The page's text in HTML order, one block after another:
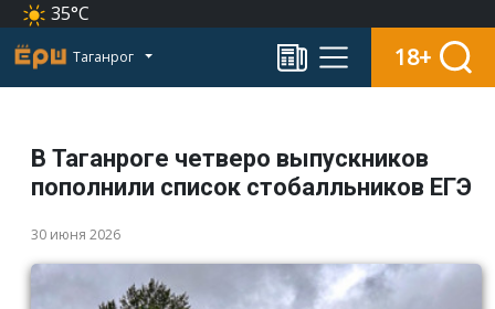
35°C
Таганрог 18+
В Таганроге четверо выпускников
пополнили список стобалльников ЕГЭ
30 июня 2026